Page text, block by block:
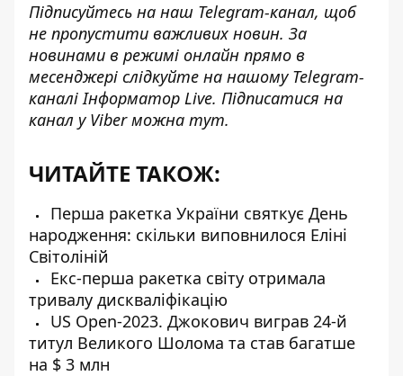
Підписуйтесь на наш Telegram-канал, щоб
не пропустити важливих новин. За
новинами в режимі онлайн прямо в
месенджері слідкуйте на нашому Telegram-
каналіІнформатор Live. Підписатися на
канал у Viber можна тут.
ЧИТАЙТЕ ТАКОЖ:
Перша ракетка України святкує День
народження: скільки виповнилося Еліні
Світоліній
Екс-перша ракетка світу отримала
тривалу дискваліфікацію
US Open-2023. Джокович виграв 24-й
титул Великого Шолома та став багатше
на $ 3 млн